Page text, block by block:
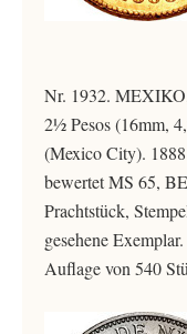
Nr. 1932.
2½ Pesos (16mm,
(Mexico City).
bewertet MS 65,
Prachtstück,
gesehene
Auflage von 540